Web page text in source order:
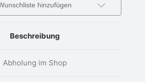
hinzufügen
Beschreibung
Abholung im Shop